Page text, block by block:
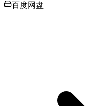
百度网盘